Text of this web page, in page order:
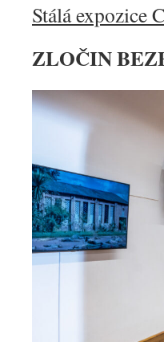
Stálá expozice
ZLOČIN